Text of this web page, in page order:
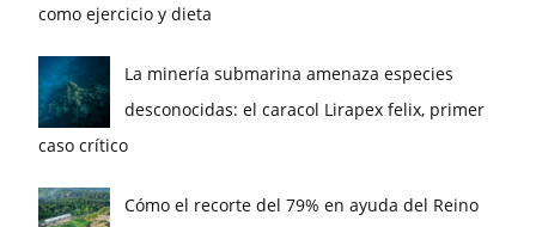
como ejercicio y dieta
La minería submarina amenaza especies
desconocidas: el caracol Lirapex felix, primer
caso crítico
Cómo el recorte del 79% en ayuda del Reino